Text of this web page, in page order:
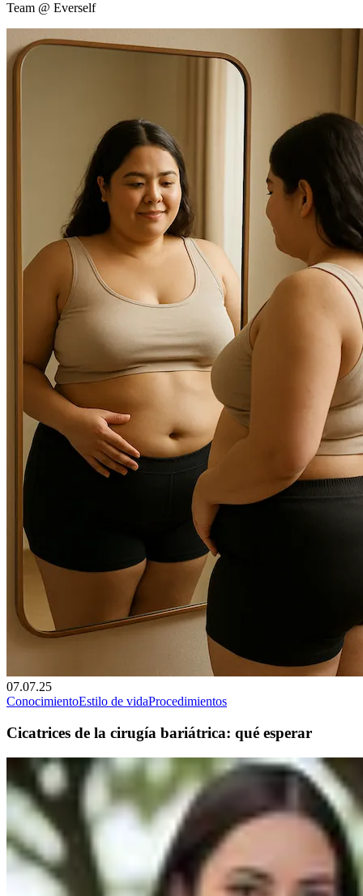
Team @ Everself
07.07.25
ConocimientoEstilo de vidaProcedimientos
Cicatrices de la cirugía bariátrica: qué esperar